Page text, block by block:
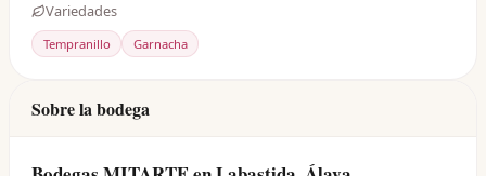
Variedades
Tempranillo Garnacha
Sobre la bodega